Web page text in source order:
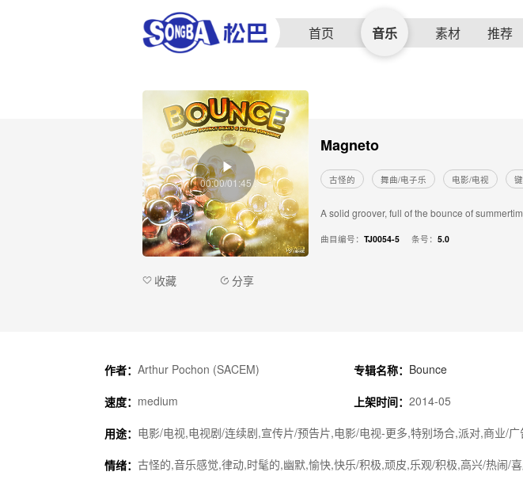
首页 音乐 素材 推荐
Magneto
古怪的 舞曲/电子乐 电影/电视
A solid groover, full of the bounce of
曲目编号： TJ0054-5 条号： 5.0
00:00/01:45
收藏 分享
作者： Arthur Pochon (SACEM) 专辑名称： Bounce
速度： medium 上架时间： 2014-05
用途： 电影/电视,电视剧/连续剧,宣传片/预告片,电影/电视-更多,特别场合,派对,商业/
情绪： 古怪的,音乐感觉,律动,时髦的,幽默,愉快,快乐/积极,顽皮,乐观/积极,高兴/热闹/